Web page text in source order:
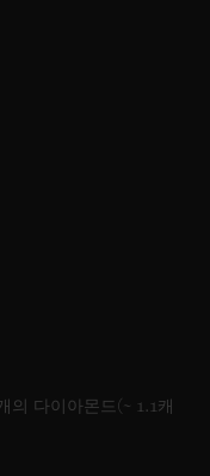
의 다이아몬드(~ 1.1캐